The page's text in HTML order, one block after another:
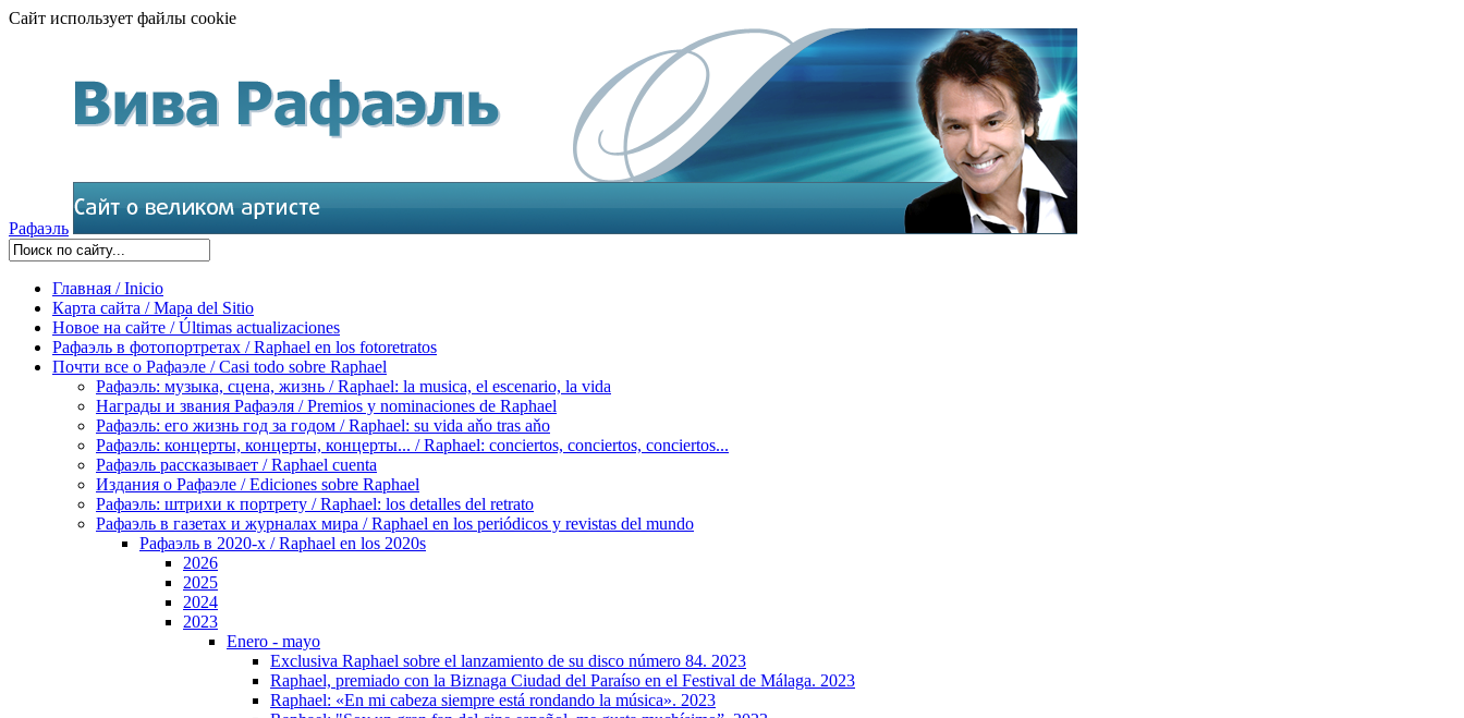
Сайт использует файлы cookie
Рафаэль
Главная / Inicio
Карта сайта / Mapa del Sitio
Новое на сайте / Últimas actualizaciones
Рафаэль в фотопортретах / Raphael en los fotoretratos
Почти все о Рафаэле / Casi todo sobre Raphael
Рафаэль: музыка, сцена, жизнь / Raphael: la musica, el escenario, la vida
Награды и звания Рафаэля / Premios y nominaciones de Raphael
Рафаэль: его жизнь год за годом / Raphael: su vida aňo tras aňo
Рафаэль: концерты, концерты, концерты... / Raphael: conciertos, сonciertos, сonciertos...
Рафаэль рассказывает / Raphael cuenta
Издания о Рафаэле / Ediciones sobre Raphael
Рафаэль: штрихи к портрету / Raphael: los detalles del retrato
Рафаэль в газетах и журналах мира / Raphael en los periódicos y revistas del mundo
Рафаэль в 2020-х / Raphael en los 2020s
2026
2025
2024
2023
Enero - mayo
Exclusiva Raphael sobre el lanzamiento de su disco número 84. 2023
Raphael, premiado con la Biznaga Ciudad del Paraíso en el Festival de Málaga. 2023
Raphael: «En mi cabeza siempre está rondando la música». 2023